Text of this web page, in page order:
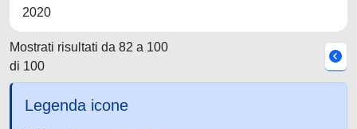
2020
Mostrati risultati da 82 a 100
di 100
Legenda icone